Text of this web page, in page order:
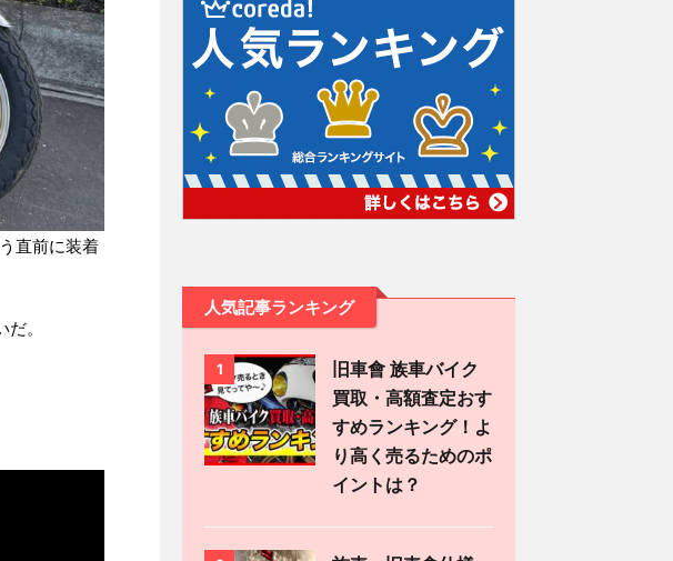
直前に装着
。
人気記事ランキング
1
旧車會 族車バイク
買取・高額査定おす
すめランキング！よ
り高く売るためのポ
イントは？